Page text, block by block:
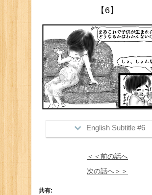
looking at him chatting with his
Me: "Aww he looks he's having so
much fun"
【6】
English Subtitle #6
change when our baby joins to our
world...
Me: "Hehe"
＜＜前の話へ
次の話へ＞＞
共有: